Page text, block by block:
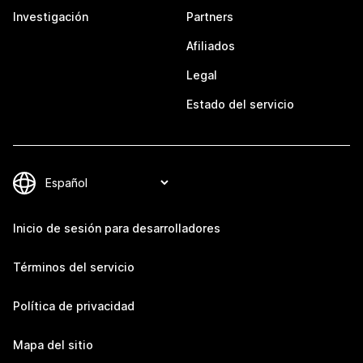
Investigación Partners
Afiliados
Legal
Estado del servicio
Inicio de sesión para desarrolladores
Términos del servicio
Política de privacidad
Mapa del sitio